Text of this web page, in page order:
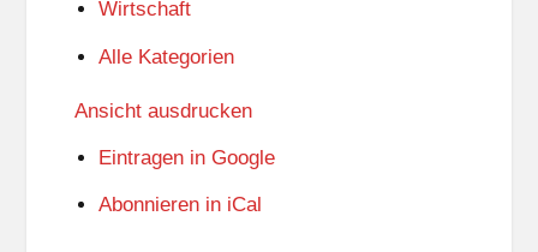
Wirtschaft
Alle Kategorien
Ansicht ausdrucken
Eintragen in Google
Abonnieren in iCal